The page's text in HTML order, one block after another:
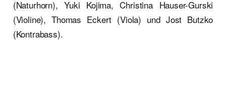
(Naturhorn), Yuki Kojima, Christina Hauser-Gurski
(Violine), Thomas Eckert (Viola) und Jost Butzko
(Kontrabass).